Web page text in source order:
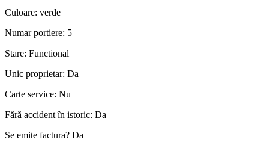
Culoare: verde
Numar portiere: 5
Stare: Functional
Unic proprietar: Da
Carte service: Nu
Fără accident în istoric: Da
Se emite factura? Da